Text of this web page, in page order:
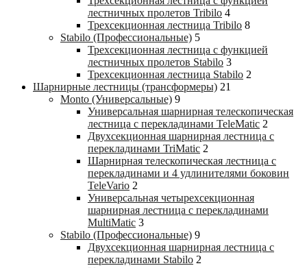
лестничных пролетов Tribilo 4
Трехсекционная лестница Tribilo 8
Stabilo (Профессиональные) 5
Трехсекционная лестница с функцией
лестничных пролетов Stabilo 3
Трехсекционная лестница Stabilo 2
Шарнирные лестницы (трансформеры) 21
Monto (Универсальные) 9
Универсальная шарнирная телескопическая
лестница с перекладинами TeleMatic 2
Двухсекционная шарнирная лестница с
перекладинами TriMatic 2
Шарнирная телескопическая лестница с
перекладинами и 4 удлинителями боковин
TeleVario 2
Универсальная четырехсекционная
шарнирная лестница с перекладинами
MultiMatic 3
Stabilo (Профессиональные) 9
Двухсекционная шарнирная лестница с
перекладинами Stabilo 2